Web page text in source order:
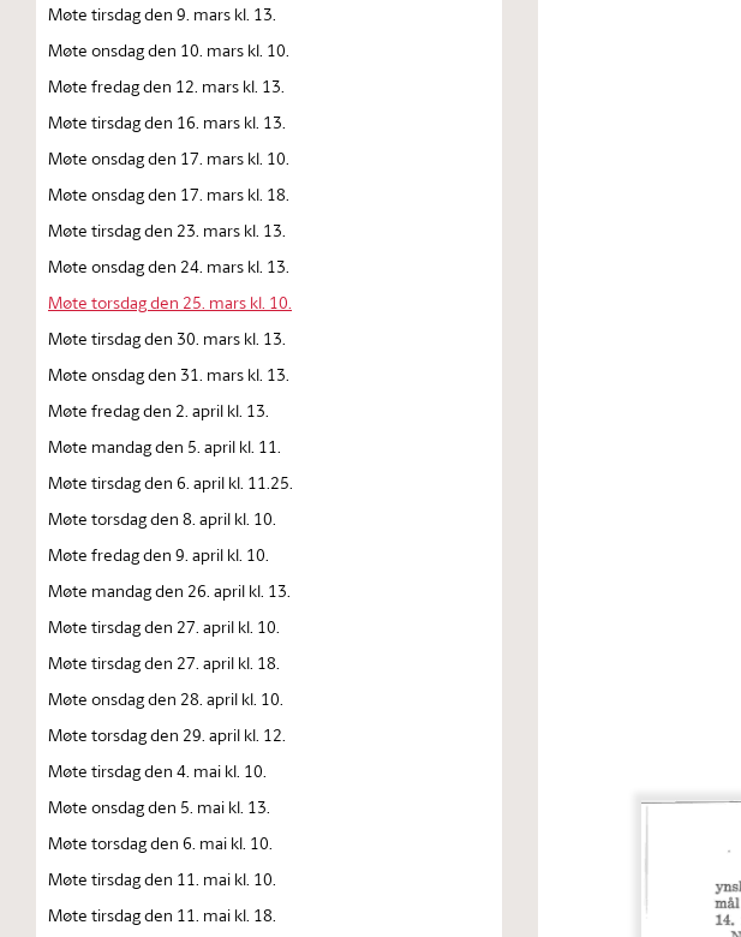
Møte tirsdag den 9. mars kl. 13.
Møte onsdag den 10. mars kl. 10.
Møte fredag den 12. mars kl. 13.
Møte tirsdag den 16. mars kl. 13.
Møte onsdag den 17. mars kl. 10.
Møte onsdag den 17. mars kl. 18.
Møte tirsdag den 23. mars kl. 13.
Møte onsdag den 24. mars kl. 13.
Møte torsdag den 25. mars kl. 10.
Møte tirsdag den 30. mars kl. 13.
Møte onsdag den 31. mars kl. 13.
Møte fredag den 2. april kl. 13.
Møte mandag den 5. april kl. 11.
Møte tirsdag den 6. april kl. 11.25.
Møte torsdag den 8. april kl. 10.
Møte fredag den 9. april kl. 10.
Møte mandag den 26. april kl. 13.
Møte tirsdag den 27. april kl. 10.
Møte tirsdag den 27. april kl. 18.
Møte onsdag den 28. april kl. 10.
Møte torsdag den 29. april kl. 12.
Møte tirsdag den 4. mai kl. 10.
Møte onsdag den 5. mai kl. 13.
Møte torsdag den 6. mai kl. 10.
Møte tirsdag den 11. mai kl. 10.
Møte tirsdag den 11. mai kl. 18.